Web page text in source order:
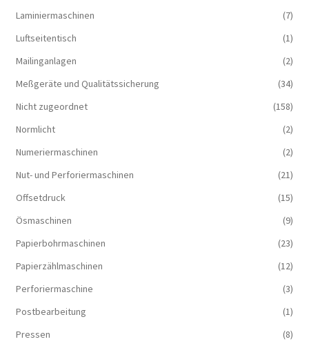
Laminiermaschinen
(7)
Luftseitentisch
(1)
Mailinganlagen
(2)
Meßgeräte und Qualitätssicherung
(34)
Nicht zugeordnet
(158)
Normlicht
(2)
Numeriermaschinen
(2)
Nut- und Perforiermaschinen
(21)
Offsetdruck
(15)
Ösmaschinen
(9)
Papierbohrmaschinen
(23)
Papierzählmaschinen
(12)
Perforiermaschine
(3)
Postbearbeitung
(1)
Pressen
(8)